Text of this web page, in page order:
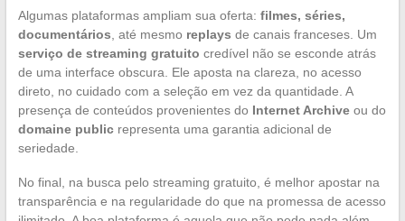
Algumas plataformas ampliam sua oferta: filmes, séries,
documentários , até mesmo replays de canais franceses. Um
serviço de streaming gratuito credível não se esconde atrás
de uma interface obscura. Ele aposta na clareza, no acesso
direto, no cuidado com a seleção em vez da quantidade. A
presença de conteúdos provenientes do Internet Archiveou do
domaine publicrepresenta uma garantia adicional de
seriedade.
No final, na busca pelo streaming gratuito, é melhor apostar na
transparência e na regularidade do que na promessa de acesso